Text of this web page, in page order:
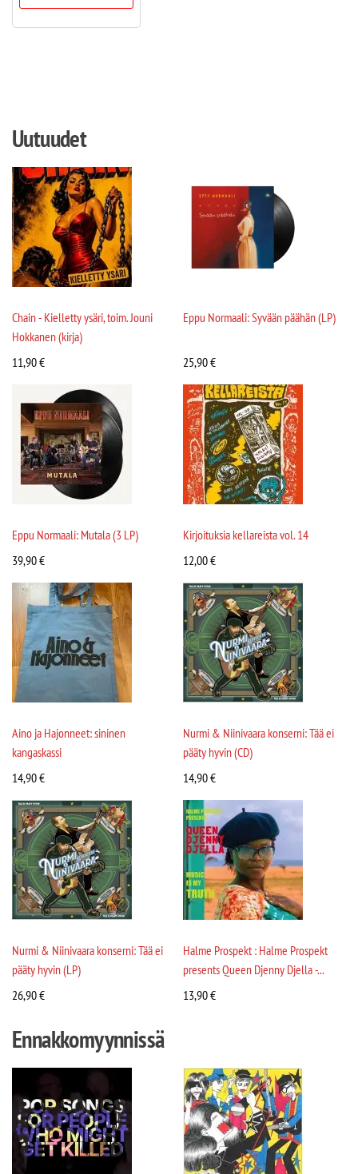
Uutuudet
Chain - Kielletty ysäri, toim. Jouni
Hokkanen (kirja)
11,90€
Eppu Normaali: Syvään päähän (LP)
25,90€
Eppu Normaali: Mutala (3 LP)
39,90€
Kirjoituksia kellareista vol. 14
12,00€
Aino ja Hajonneet: sininen
kangaskassi
14,90€
Nurmi & Niinivaara konserni: Tää ei
pääty hyvin (CD)
14,90€
Nurmi & Niinivaara konserni: Tää ei
pääty hyvin (LP)
26,90€
Halme Prospekt : Halme Prospekt
presents Queen Djenny Djella -...
13,90€
Ennakkomyynnissä